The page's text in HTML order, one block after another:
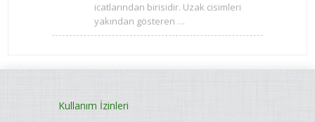
icatlarından birisidir. Uzak cisimleri
yakından gösteren …
Kullanım İzinleri